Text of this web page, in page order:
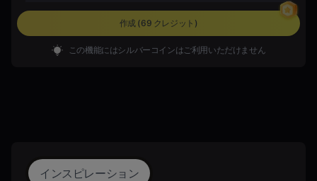
作成 (69 クレジット)
この機能にはシルバーコインはご利用いただけません
インスピレーション